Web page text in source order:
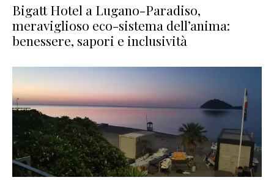
Bigatt Hotel a Lugano-Paradiso,
meraviglioso eco-sistema dell’anima:
benessere, sapori e inclusività